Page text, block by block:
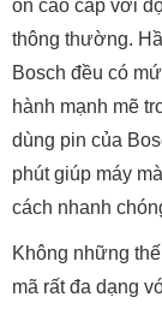
on cao cấp với
thông thường.
Bosch đều có
hành mạnh mẽ
dùng pin của
phút giúp máy
cách nhanh
Không những
mã rất đa dạng